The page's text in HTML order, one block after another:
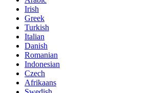
Irish
Greek
Turkish
Italian
Danish
Romanian
Indonesian
Czech
Afrikaans